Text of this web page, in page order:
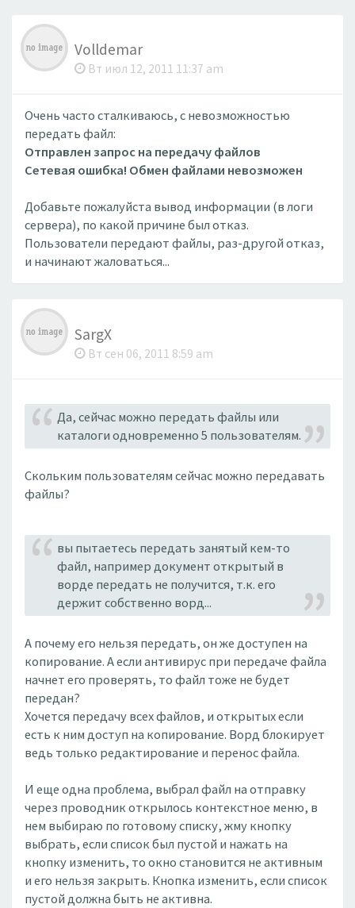
Volldemar
Вт июл 12, 2011 11:37 am
Очень часто сталкиваюсь, с невозможностью
передать файл:
Отправлен запрос на передачу файлов
Сетевая ошибка! Обмен файлами невозможен
Добавьте пожалуйста вывод информации (в логи
сервера), по какой причине был отказ.
Пользователи передают файлы, раз-другой отказ,
и начинают жаловаться...
SargX
Вт сен 06, 2011 8:59 am
Да, сейчас можно передать файлы или
каталоги одновременно 5 пользователям.
Скольким пользователям сейчас можно передавать
файлы?
вы пытаетесь передать занятый кем-то
файл, например документ открытый в
ворде передать не получится, т.к. его
держит собственно ворд...
А почему его нельзя передать, он же доступен на
копирование. А если антивирус при передаче файла
начнет его проверять, то файл тоже не будет
передан?
Хочется передачу всех файлов, и открытых если
есть к ним доступ на копирование. Ворд блокирует
ведь только редактирование и перенос файла.
И еще одна проблема, выбрал файл на отправку
через проводник открылось контекстное меню, в
нем выбираю по готовому списку, жму кнопку
выбрать, если список был пустой и нажать на
кнопку изменить, то окно становится не активным
и его нельзя закрыть. Кнопка изменить, если список
пустой должна быть не активна.